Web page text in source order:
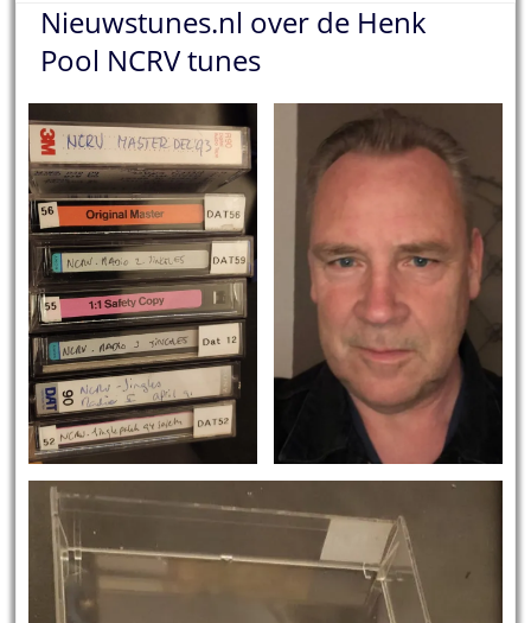
Nieuwstunes.nl over de Henk
Pool NCRV tunes